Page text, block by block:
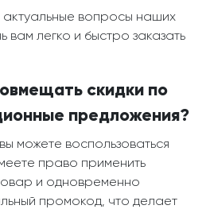
вопросы наших
вам легко и быстро заказать
скидки по
предложения?
можете воспользоваться
право применить
и одновременно
промокод, что делает